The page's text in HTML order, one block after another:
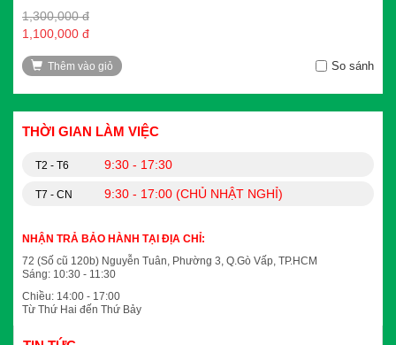
1,300,000 đ
1,100,000 đ
Thêm vào giỏ So sánh
THỜI GIAN LÀM VIỆC
T2 - T6 9:30 - 17:30
T7 - CN 9:30 - 17:00 (CHỦ NHẬT NGHỈ)
NHẬN TRẢ BẢO HÀNH TẠI ĐỊA CHỈ:
72 (Số cũ 120b) Nguyễn Tuân, Phường 3, Q.Gò Vấp, TP.HCM
Sáng: 10:30 - 11:30
Chiều: 14:00 - 17:00
Từ Thứ Hai đến Thứ Bảy